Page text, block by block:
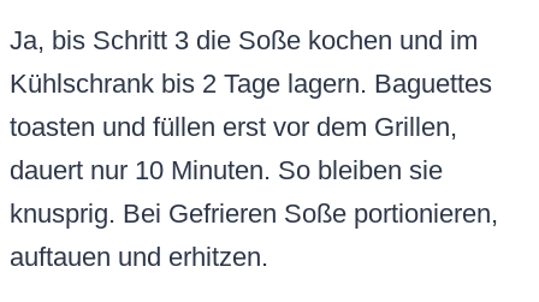
Ja, bis Schritt 3 die Soße kochen und im
Kühlschrank bis 2 Tage lagern. Baguettes
toasten und füllen erst vor dem Grillen,
dauert nur 10 Minuten. So bleiben sie
knusprig. Bei Gefrieren Soße portionieren,
auftauen und erhitzen.